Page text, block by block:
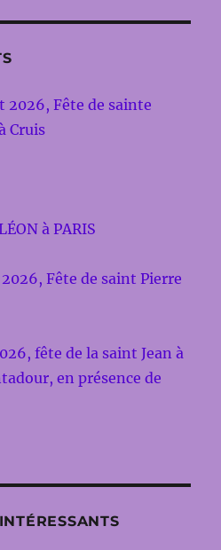
2026, Fête de sainte
Cruis
à PARIS
Fête de saint Pierre
fête de la saint Jean à
en présence de